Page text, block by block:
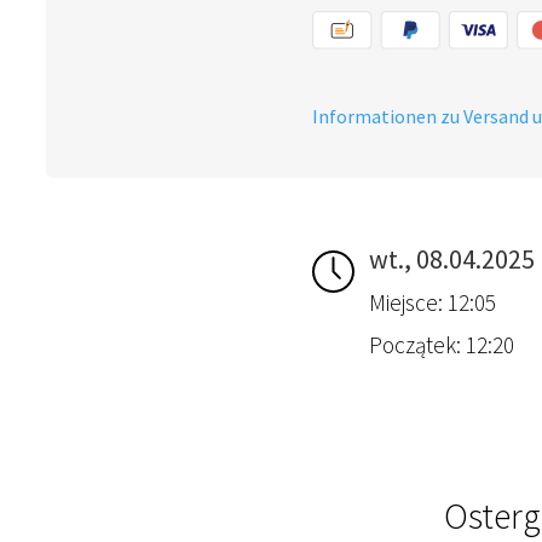
Informationen zu Versand
wt., 08.04.2025
Miejsce: 12:05
Początek: 12:20